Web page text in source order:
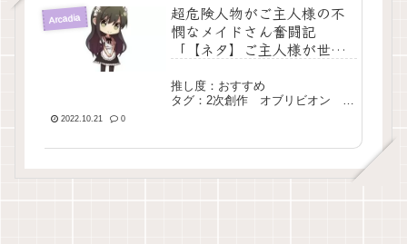
Arcadia
超危険人物がご主人様の不
憫なメイドさん奮闘記
「【ネタ】ご主人様が世界
推し度：おすすめ
タグ：2次創作 オブリビオン コ
2022.10.21 0